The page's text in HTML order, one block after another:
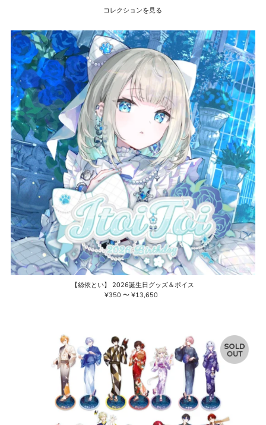
コレクションを見る
【絲依とい】 2026誕生日グッズ＆ボイス
通
¥350 〜 ¥13,650